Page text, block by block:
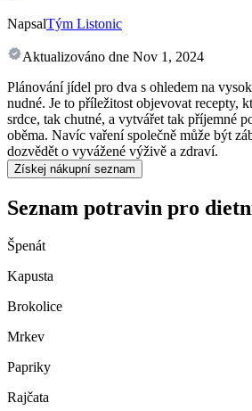
NapsalTým Listonic
Aktualizováno dne Nov 1, 2024
Plánování jídel pro dva s ohledem na
nudné. Je to příležitost objevovat recepty,
srdce, tak chutné, a vytvářet tak příjemné
oběma. Navíc vaření společně může být
dozvědět o vyvážené výživě a zdraví.
Získej nákupní seznam
Seznam potravin pro
Špenát
Kapusta
Brokolice
Mrkev
Papriky
Rajčata